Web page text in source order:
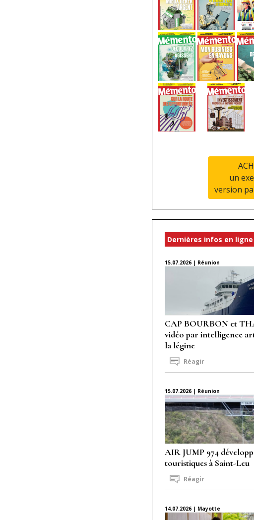
un
version
Dernières infos en ligne
15.07.2026 | Réunion
CAP BOURBON et
vidéo par intelligence
la légine
Réagir
15.07.2026 | Réunion
AIR JUMP 974
touristiques à Saint-Leu
Réagir
14.07.2026 | Mayotte